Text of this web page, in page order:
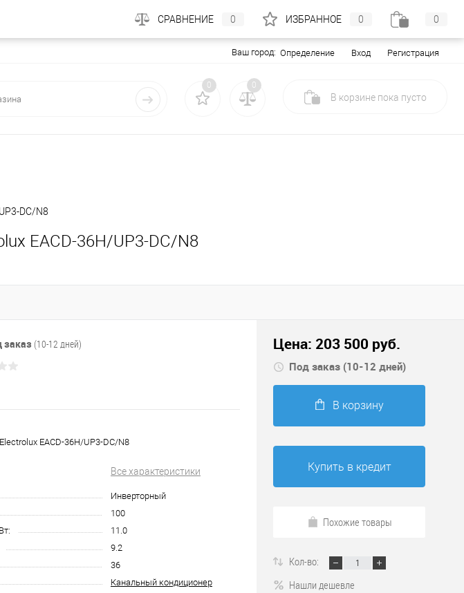
Ваш город: Определение Вход Регистрация
0 0
В корзине пока пусто
DC/N8
EACD-36H/UP3-DC/N8
заказ (10-12 дней)
EACD-36H/UP3-DC/N8
Все характеристики
Инверторный
100
11.0
9.2
36
Канальный кондиционер
Цена: 203 500 руб.
Под заказ (10-12 дней)
В корзину
Купить в кредит
Похожие товары
Кол-во:
Нашли дешевле
СРАВНЕНИЕ 0 ИЗБРАННОЕ 0 0